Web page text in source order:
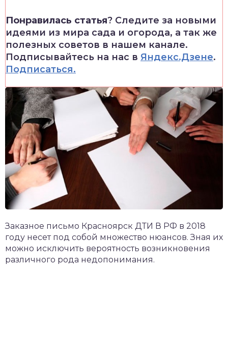
Понравилась статья? Следите за новыми
идеями из мира сада и огорода, а так же
полезных советов в нашем канале.
Подписывайтесь на нас в Яндекс.Дзене.
Подписаться.
Заказное письмо Красноярск ДТИ В РФ в 2018
году несет под собой множество нюансов. Зная их
можно исключить вероятность возникновения
различного рода недопонимания.